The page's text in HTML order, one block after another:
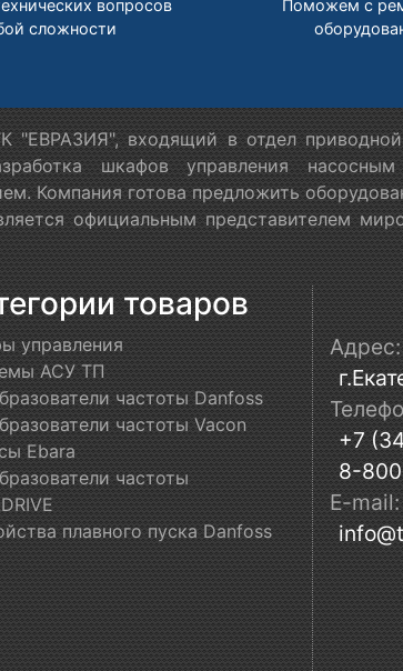
вопросов
сложности
Поможем с
входящий в отдел
шкафов управления
Компания готова предложить
официальным представителем
товаров
управления
АСУ ТП
частоты Danfoss
частоты Vacon
Ebara
частоты
плавного пуска Danfoss
Адрес:
+7
8-
E-mail: